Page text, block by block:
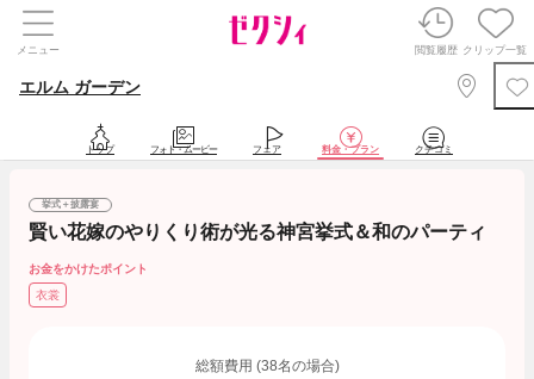
メニュー 閲覧履歴 クリップ一覧
エルム ガーデン
トップ フォト・ムービー フェア 料金・プラン クチコミ
挙式＋披露宴
賢い花嫁のやりくり術が光る神宮挙式＆和のパーティ
お金をかけたポイント
衣裳
総額費用 (38名の場合)